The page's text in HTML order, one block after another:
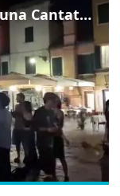
Venezia omaggia Guccini con una Cantata Anarchica in campo Santa Margherita